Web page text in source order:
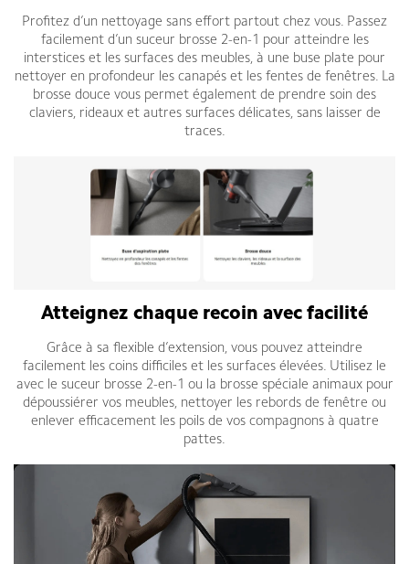
Profitez d’un nettoyage sans effort partout chez vous. Passez
facilement d’un suceur brosse 2-en-1 pour atteindre les
interstices et les surfaces des meubles, à une buse plate pour
nettoyer en profondeur les canapés et les fentes de fenêtres. La
brosse douce vous permet également de prendre soin des
claviers, rideaux et autres surfaces délicates, sans laisser de
traces.
Atteignez chaque recoin avec facilité
Grâce à sa flexible d’extension, vous pouvez atteindre
facilement les coins difficiles et les surfaces élevées. Utilisez le
avec le suceur brosse 2-en-1 ou la brosse spéciale animaux pour
dépoussiérer vos meubles, nettoyer les rebords de fenêtre ou
enlever efficacement les poils de vos compagnons à quatre
pattes.